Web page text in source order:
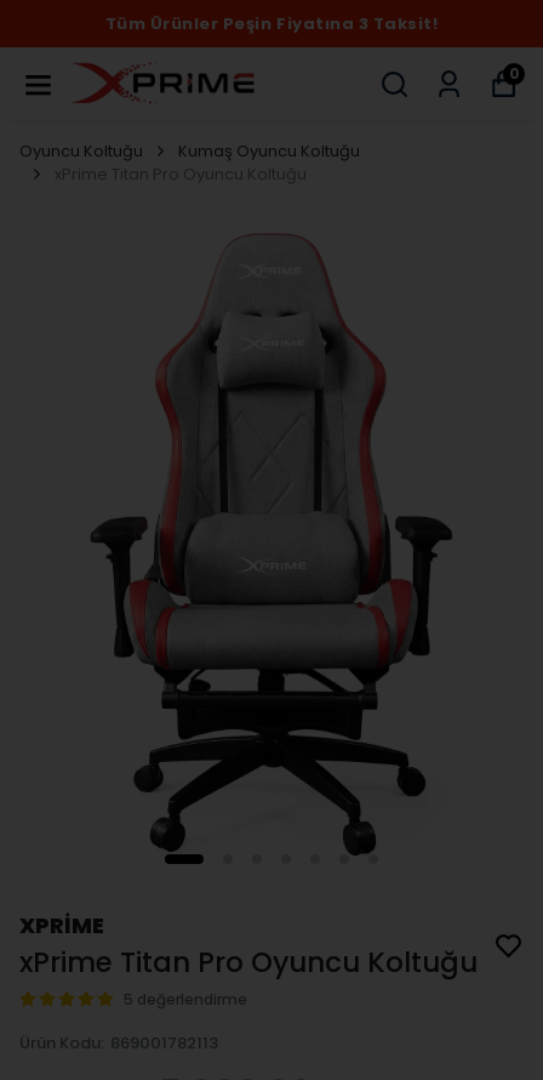
Tüm Ürünler Peşin Fiyatına 3 Taksit!
0
Oyuncu Koltuğu
Kumaş Oyuncu Koltuğu
xPrime Titan Pro Oyuncu Koltuğu
XPRİME
xPrime Titan Pro Oyuncu Koltuğu
5 değerlendirme
Ürün Kodu: 869001782113